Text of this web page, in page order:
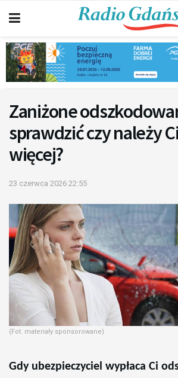
Zaniżone
sprawdzić czy należy
więcej?
23 czerwca 2026 22:55
(Fot. materiały sponsorowane)
Gdy ubezpieczyciel wypłaca Ci